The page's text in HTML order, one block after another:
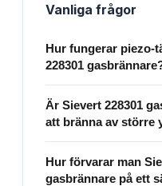
Vanliga frågor
Hur fungerar piezo-
228301
Är Sievert 228301
att bränna av större
Hur förvarar man
gasbrännare på ett